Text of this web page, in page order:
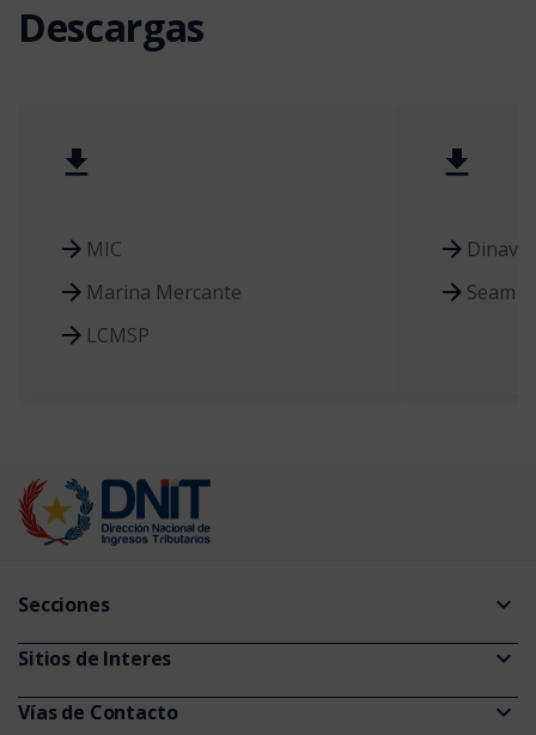
Descargas
get_app
MIC
Marina Mercante
LCMSP
get_app
Seam
Secciones expand_more
Guías
Consultas de Expedientes
Sitios de Interes expand_more
Información Pública
Vías de Contacto expand_more